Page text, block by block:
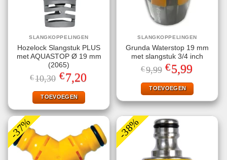
SLANGKOPPELINGEN
Hozelock Slangstuk PLUS
met AQUASTOP Ø 19 mm
(2065)
€10,30 Oorspronkelijke
prijs
was:
€10,30.
€7,20Huidige
prijs
TOEVOEGEN
SLANGKOPPELINGEN
Grunda Waterstop 19 mm
met slangstuk 3/4 inch
€9,99 Oorspronkelijke
prijs
was:
€9,99.
€5,99
is:
€5,99.
TOEVOEGEN
-37% -38%